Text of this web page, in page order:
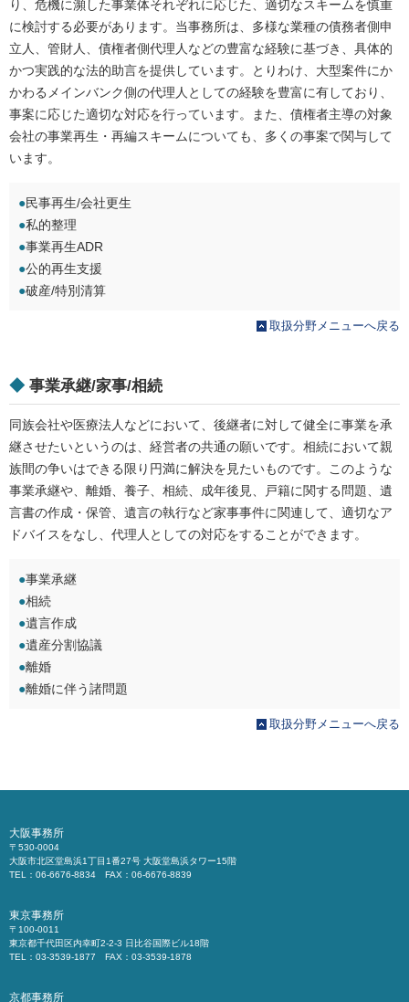
り、危機に瀕した事業体それぞれに応じた、適切なスキームを慎重
に検討する必要があります。当事務所は、多様な業種の債務者側申
立人、管財人、債権者側代理人などの豊富な経験に基づき、具体的
かつ実践的な法的助言を提供しています。とりわけ、大型案件にか
かわるメインバンク側の代理人としての経験を豊富に有しており、
事案に応じた適切な対応を行っています。また、債権者主導の対象
会社の事業再生・再編スキームについても、多くの事案で関与して
います。
●民事再生/会社更生
●私的整理
●事業再生ADR
●公的再生支援
●破産/特別清算
取扱分野メニューへ戻る
◆ 事業承継/家事/相続
同族会社や医療法人などにおいて、後継者に対して健全に事業を承
継させたいというのは、経営者の共通の願いです。相続において親
族間の争いはできる限り円満に解決を見たいものです。このような
事業承継や、離婚、養子、相続、成年後見、戸籍に関する問題、遺
言書の作成・保管、遺言の執行など家事事件に関連して、適切なア
ドバイスをなし、代理人としての対応をすることができます。
●事業承継
●相続
●遺言作成
●遺産分割協議
●離婚
●離婚に伴う諸問題
取扱分野メニューへ戻る
大阪事務所
〒530-0004
大阪市北区堂島浜1丁目1番27号 大阪堂島浜タワー15階
TEL：06-6676-8834 FAX：06-6676-8839
東京事務所
〒100-0011
東京都千代田区内幸町2-2-3 日比谷国際ビル18階
TEL：03-3539-1877 FAX：03-3539-1878
京都事務所